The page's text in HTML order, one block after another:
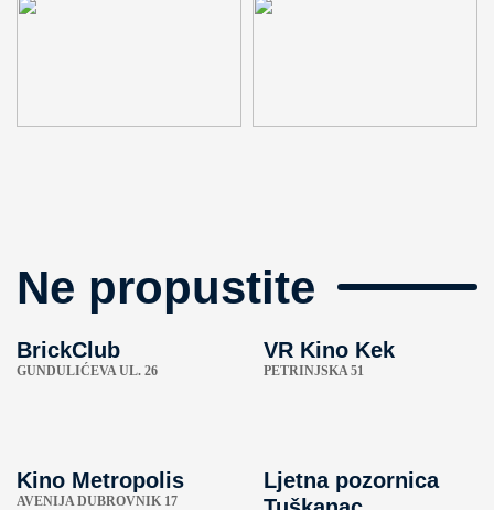
Ne propustite
BrickClub
GUNDULIĆEVA UL. 26
VR Kino Kek
PETRINJSKA 51
Kino Metropolis
AVENIJA DUBROVNIK 17
Ljetna pozornica